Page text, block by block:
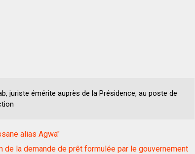
juriste émérite auprès de la Présidence, au poste de
alias Agwa"
de la demande de prêt formulée par le gouvernement